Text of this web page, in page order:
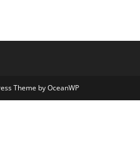
Theme by OceanWP